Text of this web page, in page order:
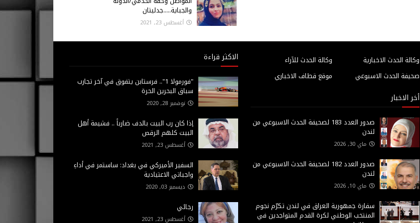
والجباية.....جدليتان
أغسطس 23, 2021
وكالة الحدث للآراء
وكالة الحدث الاخبارية
موقع قطاف الاخباري
صحيفة الحدث الاسبوعي
أخر الاخبار
صدور العدد 183 لصحيفة الحدث الاسبوعي من
لندن
ماي 30, 2026
صدور العدد 182 لصحيفة الحدث الاسبوعي من
لندن
ماي 10, 2026
سفارة جمهورية العراق في لندن تكرّم نجوم
المنتخب الوطني لكرة القدم المتواجدين في
الاكثر قراءة
"فورمولا 1".. فرستابن يتفوق في آخر تجارب
سباق البحرين الحرة
نوفمبر 28, 2020
إذا كان رب البيت بالدف ضارباً .. فشيمة أهل
البيت كلهم الرقص
أغسطس 23, 2021
السفير الأميركي في بغداد: ساستمر في أداءِ
واجباتي الاعتيادية
ديسمبر 03, 2020
رجائي
أغسطس 23, 2021